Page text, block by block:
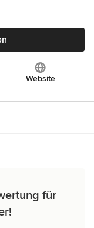
Website
für